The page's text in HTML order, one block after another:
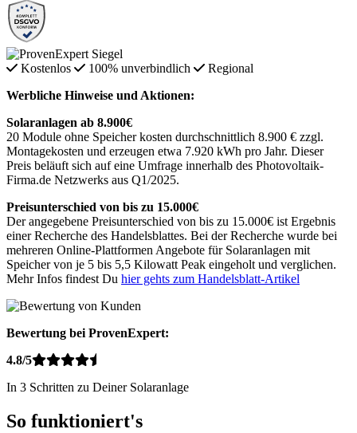
Kostenlos 100% unverbindlich
Regional
Werbliche Hinweise und Aktionen:
Solaranlagen ab 8.900€
20 Module ohne Speicher kosten durchschnittlich 8.900 € zzgl.
Montagekosten und erzeugen etwa 7.920 kWh pro Jahr. Dieser
Preis beläuft sich auf eine Umfrage innerhalb des Photovoltaik-
Firma.de Netzwerks aus Q1/2025.
Preisunterschied von bis zu 15.000€
Der angegebene Preisunterschied von bis zu 15.000€ ist Ergebnis
einer Recherche des Handelsblattes. Bei der Recherche wurde bei
mehreren Online-Plattformen Angebote für Solaranlagen mit
Speicher von je 5 bis 5,5 Kilowatt Peak eingeholt und verglichen.
Mehr Infos findest Du hier gehts zum Handelsblatt-Artikel
Bewertung bei ProvenExpert:
4.8/5
In 3 Schritten zu Deiner Solaranlage
So funktioniert's